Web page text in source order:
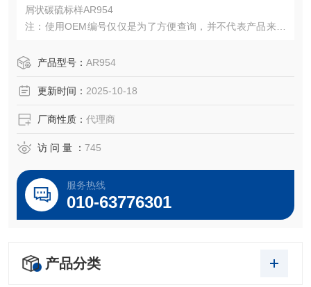
屑状碳硫标样AR954
注：使用OEM编号仅仅是为了方便查询，并不代表产品来自
于所对应仪器。
产品型号： AR954
更新时间： 2025-10-18
厂商性质： 代理商
访 问 量 ： 745
服务热线
010-63776301
产品分类